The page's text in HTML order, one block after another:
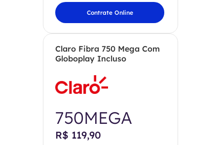
Contrate Online
Claro Fibra 750 Mega Com
Globoplay Incluso
750MEGA
R$ 119,90